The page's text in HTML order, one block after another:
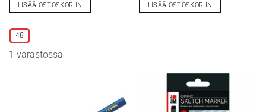
LISÄÄ OSTOSKORIIN
tuotteella
on
useampi
48
1 varastossa
LISÄÄ OSTOSKORIIN